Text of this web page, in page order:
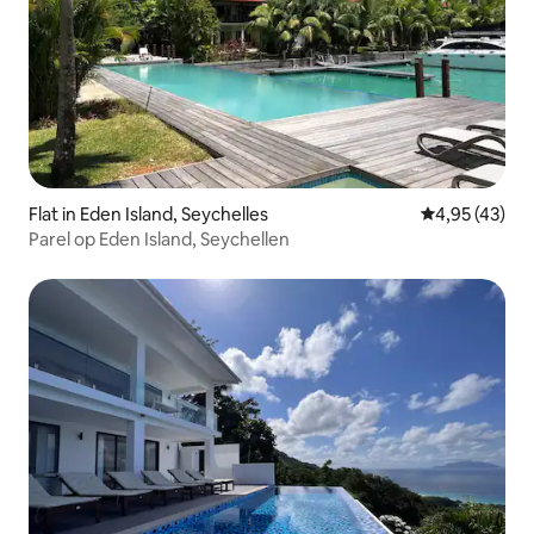
Flat in Eden Island, Seychelles Gemiddelde
4,95 (43)
Parel op Eden Island, Seychellen